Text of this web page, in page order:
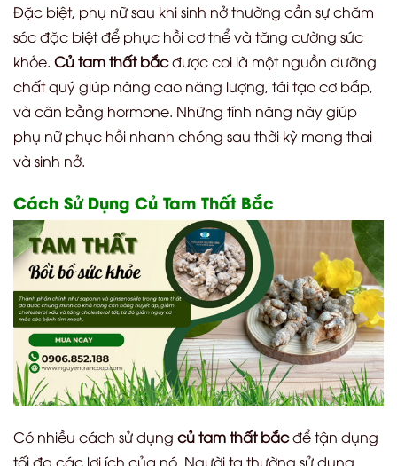
Đặc biệt, phụ nữ sau khi sinh nở thường cần sự chăm
sóc đặc biệt để phục hồi cơ thể và tăng cường sức
khỏe. Củ tam thất bắcđược coi là một nguồn dưỡng
chất quý giúp nâng cao năng lượng, tái tạo cơ bắp,
và cân bằng hormone. Những tính năng này giúp
phụ nữ phục hồi nhanh chóng sau thời kỳ mang thai
và sinh nở.
Cách Sử Dụng Củ Tam Thất Bắc
Có nhiều cách sử dụng củ tam thất bắcđể tận dụng
tối đa các lợi ích của nó. Người ta thường sử dụng